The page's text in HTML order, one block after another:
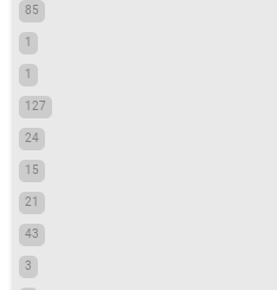
85
1
1
127
24
15
21
43
3